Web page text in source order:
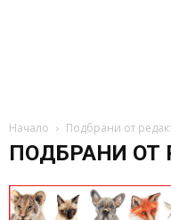
Начало Подбрани от
ПОДБРАНИ ОТ